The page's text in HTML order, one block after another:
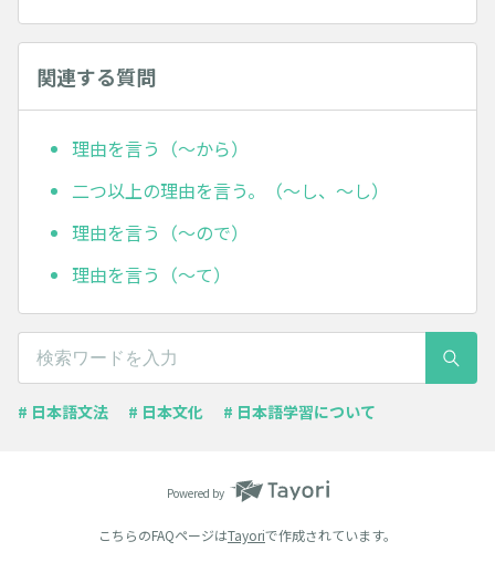
関連する質問
理由を言う（～から）
二つ以上の理由を言う。（～し、～し）
理由を言う（～ので）
理由を言う（～て）
# 日本語文法 # 日本文化 # 日本語学習について
Powered by
こちらのFAQページはTayoriで作成されています。